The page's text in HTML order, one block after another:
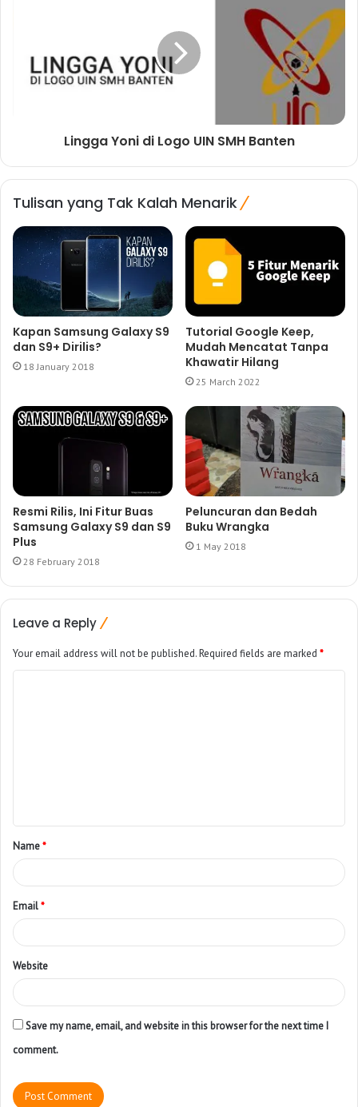
Lingga Yoni di Logo UIN SMH Banten
Tulisan yang Tak Kalah Menarik
Kapan Samsung Galaxy S9
dan S9+ Dirilis?
18 January 2018
Tutorial Google Keep,
Mudah Mencatat Tanpa
Khawatir Hilang
25 March 2022
Resmi Rilis, Ini Fitur Buas
Samsung Galaxy S9 dan S9
Plus
28 February 2018
Peluncuran dan Bedah
Buku Wrangka
1 May 2018
Leave a Reply
Your email address will not be published.Required fields are marked *
Name*
Email*
Website
Save my name, email, and website in this browser for the next time I
comment.